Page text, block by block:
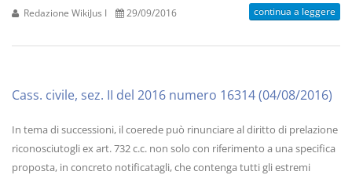
Redazione WikiJus I 29/09/2016 continua a leggere
Cass. civile, sez. II del 2016 numero 16314 (04/08/2016)
In tema di successioni, il coerede può rinunciare al diritto di prelazione
riconosciutogli ex art. 732 c.c. non solo con riferimento a una specifica
proposta, in concreto notificatagli, che contenga tutti gli estremi